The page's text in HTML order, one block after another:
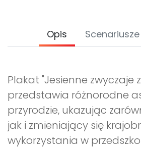
Opis
Plakat "Jesienne zwyczaje
przedstawia różnorodne
przyrodzie, ukazując
jak i zmieniający się
wykorzystania w